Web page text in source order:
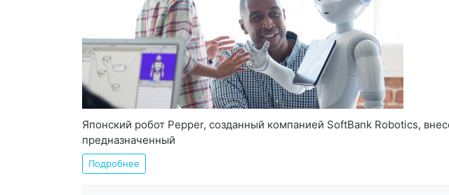
Японский робот Pepper, созданный компанией SoftBank Robotics,
предназначенный
Подробнее